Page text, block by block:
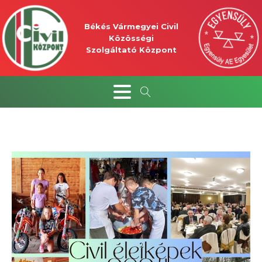
Békés Vármegyei Civil
Közösségi
Szolgáltató Központ